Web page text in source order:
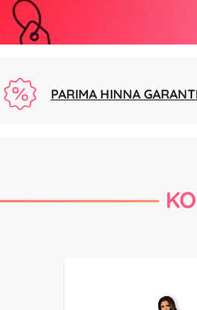
PARIMA HINNA